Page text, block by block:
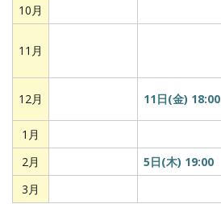
10月
11月
12月 11日(金) 18:00
1月
2月
5日(木) 19:00
3月